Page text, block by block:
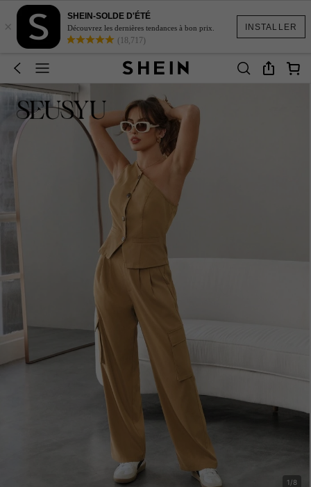
INSTALLER
×
SHEIN-SOLDE D'ÉTÉ
Découvrez les dernières tendances à bon prix.
(18,717)
1/8